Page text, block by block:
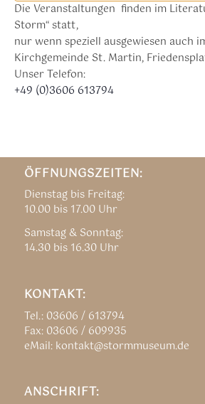
Die Veranstaltungen finden im
Storm“ statt,
nur wenn speziell ausgewiesen auch
Kirchgemeinde St. Martin,
Unser Telefon:
+49 (0)3606 613794
ÖFFNUNGSZEITEN:
Dienstag bis Freitag:
10.00 bis 17.00 Uhr
Samstag & Sonntag:
14.30 bis 16.30 Uhr
KONTAKT:
Tel.: 03606 / 613794
Fax: 03606 / 609935
eMail: kontakt@stormmuseum.de
ANSCHRIFT: